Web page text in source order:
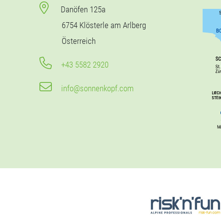
Danöfen 125a
6754 Klösterle am Arlberg
Österreich
+43 5582 2920
info@sonnenkopf.com